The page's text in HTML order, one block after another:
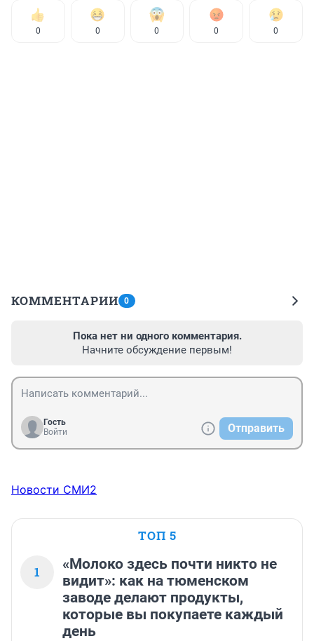
0 0 0 0 0
КОММЕНТАРИИ 0
Пока нет ни одного комментария.
Начните обсуждение первым!
Гость
Войти
Отправить
Новости СМИ2
ТОП 5
1
«Молоко здесь почти никто не
видит»: как на тюменском
заводе делают продукты,
которые вы покупаете каждый
день